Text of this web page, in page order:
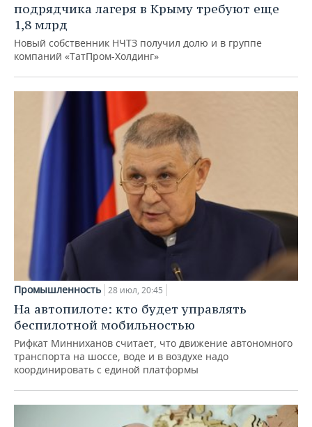
подрядчика лагеря в Крыму требуют еще
1,8 млрд
Новый собственник НЧТЗ получил долю и в группе
компаний «ТатПром-Холдинг»
Промышленность 28 июл, 20:45
На автопилоте: кто будет управлять
беспилотной мобильностью
Рифкат Минниханов считает, что движение автономного
транспорта на шоссе, воде и в воздухе надо
координировать с единой платформы